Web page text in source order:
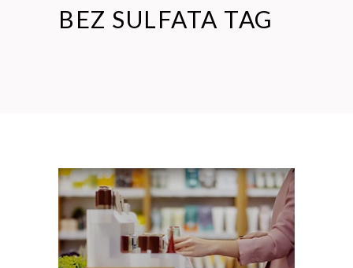
BEZ SULFATA TAG